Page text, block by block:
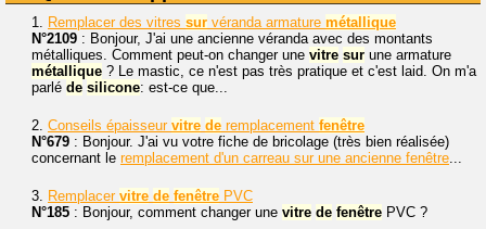
1. Remplacer des vitres sur véranda armature métallique
N°2109 : Bonjour, J'ai une ancienne véranda avec des montants
métalliques. Comment peut-on changer une vitre sur une armature
métallique ? Le mastic, ce n'est pas très pratique et c'est laid. On m'a
parlé de silicone: est-ce que...
2. Conseils épaisseur vitre de remplacement fenêtre
N°679 : Bonjour. J'ai vu votre fiche de bricolage (très bien réalisée)
concernant le remplacement d'un carreau sur une ancienne fenêtre...
3. Remplacer vitre de fenêtre PVC
N°185 : Bonjour, comment changer une vitre de fenêtre PVC ?